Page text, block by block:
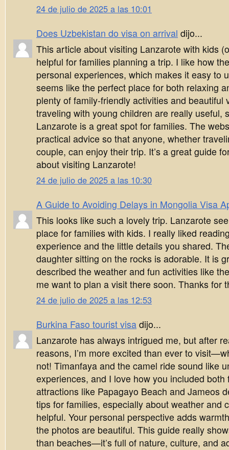
24 de julio de 2025 a las 10:01
Does Uzbekistan do visa on arrival dijo...
This article about visiting Lanzarote with kids
helpful for families planning a trip. I like how
personal experiences, which makes it easy to
seems like the perfect place for both relaxing
plenty of family-friendly activities and beautiful
traveling with young children are really useful,
Lanzarote is a great spot for families. The
practical advice so that anyone, whether
couple, can enjoy their trip. It’s a great guide
about visiting Lanzarote!
24 de julio de 2025 a las 10:30
A Guide to Avoiding Delays in Mongolia Visa
This looks like such a lovely trip. Lanzarote
place for families with kids. I really liked
experience and the little details you shared.
daughter sitting on the rocks is adorable. It is
described the weather and fun activities like
me want to plan a visit there soon. Thanks for
24 de julio de 2025 a las 12:53
Burkina Faso tourist visa dijo...
Lanzarote has always intrigued me, but after
reasons, I’m more excited than ever to
not! Timanfaya and the camel ride sound like
experiences, and I love how you included both
attractions like Papagayo Beach and Jameos
tips for families, especially about weather and
helpful. Your personal perspective adds
the photos are beautiful. This guide really
than beaches—it’s full of nature, culture, and